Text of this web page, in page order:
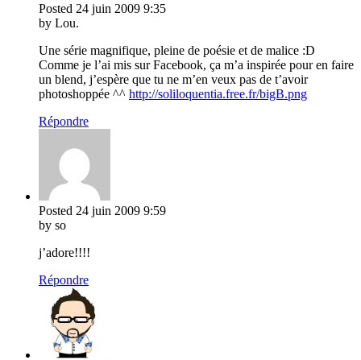
Posted 24 juin 2009 9:35
by Lou.
Une série magnifique, pleine de poésie et de malice :D
Comme je l’ai mis sur Facebook, ça m’a inspirée pour en faire
un blend, j’espère que tu ne m’en veux pas de t’avoir
photoshoppée ^^ http://soliloquentia.free.fr/bigB.png
Répondre
Posted 24 juin 2009 9:59
by so
j’adore!!!!
Répondre